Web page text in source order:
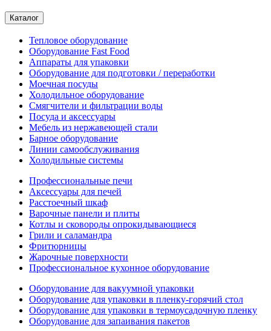
Каталог
Тепловое оборудование
Оборудование Fast Food
Аппараты для упаковки
Оборудование для подготовки / переработки
Моечная посуды
Холодильное оборудование
Смягчители и фильтрации воды
Посуда и аксессуары
Мебель из нержавеющей стали
Барное оборудование
Линии самообслуживания
Холодильные системы
Профессиональные печи
Аксессуары для печей
Расстоечный шкаф
Варочные панели и плиты
Котлы и сковороды опрокидывающиеся
Грили и саламандра
Фритюрницы
Жарочные поверхности
Профессиональное кухонное оборудование
Оборудование для вакуумной упаковки
Оборудование для упаковки в пленку-горячий стол
Оборудование для упаковки в термоусадочную пленку
Оборудование для запаивания пакетов